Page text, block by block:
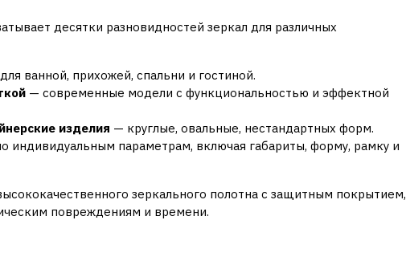
десятки разновидностей зеркал для различных
ванной, прихожей, спальни и гостиной.
— современные модели с функциональностью и эффектной
изделия — круглые, овальные, нестандартных форм.
индивидуальным параметрам, включая габариты, форму, рамку и
зеркального полотна с защитным покрытием,
повреждениям и времени.